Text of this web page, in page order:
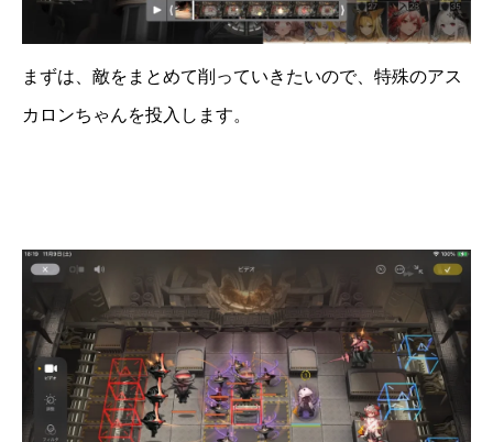
まずは、敵をまとめて削っていきたいので、特殊のアス
カロンちゃんを投入します。